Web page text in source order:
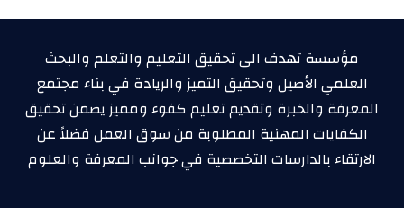
مؤسسة تهدف الى تحقيق التعليم والتعلم والبحث
العلمي الأصيل وتحقيق التميز والريادة في بناء مجتمع
المعرفة والخبرة وتقديم تعليم كفوء ومميز يضمن تحقيق
الكفايات المهنية المطلوبة من سوق العمل فضلاً عن
الارتقاء بالدارسات التخصصية في جوانب المعرفة والعلوم